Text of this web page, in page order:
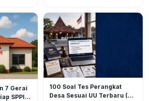
7 Gerai
SPPI
100 Soal Tes Perangkat
Desa Sesuai UU Terbaru (UU